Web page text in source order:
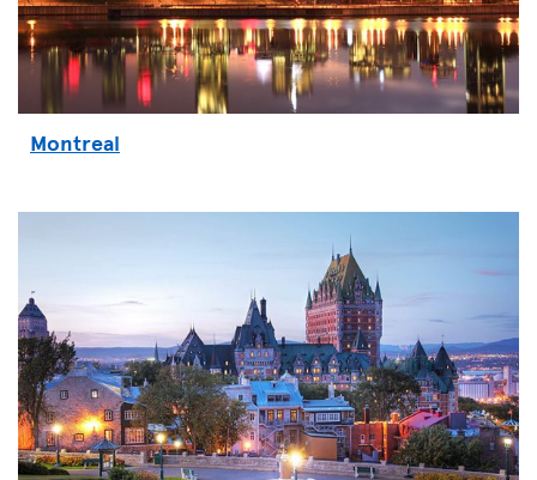
Montreal